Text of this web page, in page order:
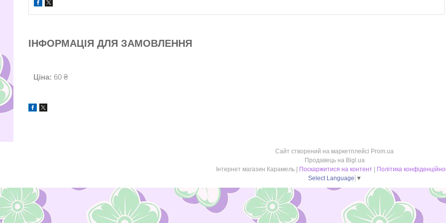
ІНФОРМАЦІЯ ДЛЯ ЗАМОВЛЕННЯ
Ціна: 60 ₴
Сайт створений на маркетплейсі Prom.ua
Продавець на Bigl.ua
Інтернет магазин Карамель | Поскаржитися на контент | Політика
Select Language ▼